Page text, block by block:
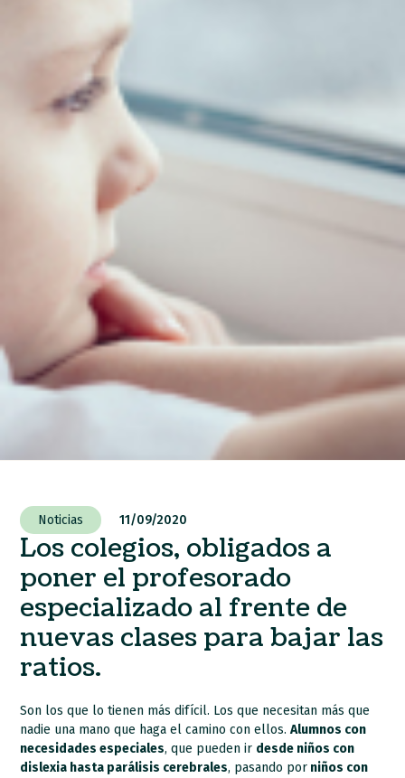
Noticias 11/09/2020
Los colegios, obligados a
poner el profesorado
especializado al frente de
nuevas clases para bajar las
ratios.
Son los que lo tienen más difícil. Los que necesitan más que
nadie una mano que haga el camino con ellos.Alumnos con
necesidades especiales, que pueden ir desde niños con
dislexia hasta parálisis cerebrales, pasando por niños con